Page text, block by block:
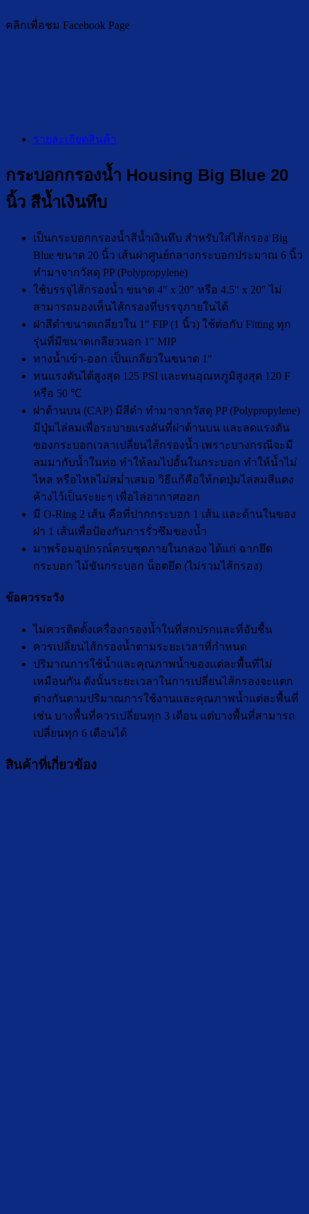
คลิกเพื่อชม Facebook Page
รายละเอียดสินค้า
กระบอกกรองน้ำ Housing Big Blue 20
นิ้ว สีน้ำเงินทึบ
เป็นกระบอกกรองน้ำสีน้ำเงินทึบ สำหรับใส่ไส้กรอง Big
Blue ขนาด 20 นิ้ว เส้นผ่าศูนย์กลางกระบอกประมาณ 6 นิ้ว
ทำมาจากวัสดุ PP (Polypropylene)
ใช้บรรจุไส้กรองน้ำ ขนาด 4″ x 20″ หรือ 4.5″ x 20″ ไม่
สามารถมองเห็นไส้กรองที่บรรจุภายในได้
ฝาสีดำขนาดเกลียวใน 1″ FIP (1 นิ้ว) ใช้ต่อกับ Fitting ทุก
รุ่นที่มีขนาดเกลียวนอก 1″ MIP
ทางน้ำเข้า-ออก เป็นเกลียวในขนาด 1″
ทนแรงดันได้สูงสุด 125 PSI และทนอุณหภูมิสูงสุด 120 F
หรือ 50 ℃
ฝาด้านบน (CAP) มีสีดำ ทำมาจากวัสดุ PP (Polypropylene)
มีปุ่มไล่ลมเพื่อระบายแรงดันที่ฝาด้านบน และลดแรงดัน
ของกระบอกเวลาเปลี่ยนไส้กรองน้ำ เพราะบางกรณีจะมี
ลมมากับน้ำในท่อ ทำให้ลมไปอั้นในกระบอก ทำให้น้ำไม่
ไหล หรือไหลไม่สม่ำเสมอ วิธีแก้คือให้กดปุ่มไล่ลมสีแดง
ค้างไว้เป็นระยะๆ เพื่อไล่อากาศออก
มี O-Ring 2 เส้น คือที่ปากกระบอก 1 เส้น และด้านในของ
ฝา 1 เส้นเพื่อป้องกันการรั่วซึมของน้ำ
มาพร้อมอุปกรณ์ครบชุดภายในกล่อง ได้แก่ ฉากยึด
กระบอก ไม้ขันกระบอก น็อตยึด (ไม่รวมไส้กรอง)
ข้อควรระวัง
ไม่ควรติดตั้งเครื่องกรองน้ำในที่สกปรกและที่อับชื้น
ควรเปลี่ยนไส้กรองน้ำตามระยะเวลาที่กำหนด
ปริมาณการใช้น้ำและคุณภาพน้ำของแต่ละพื้นที่ไม่
เหมือนกัน ดังนั้นระยะเวลาในการเปลี่ยนไส้กรองจะแตก
ต่างกันตามปริมาณการใช้งานและคุณภาพน้ำแต่ละพื้นที่
เช่น บางพื้นที่ควรเปลี่ยนทุก 3 เดือน แต่บางพื้นที่สามารถ
เปลี่ยนทุก 6 เดือนได้
สินค้าที่เกี่ยวข้อง